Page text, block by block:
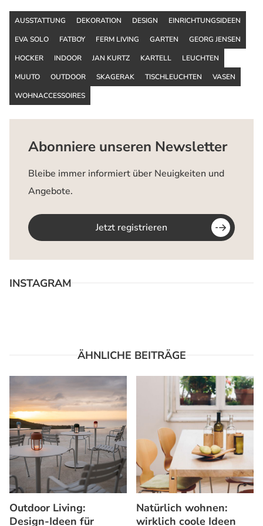
AUSSTATTUNG DEKORATION DESIGN
EINRICHTUNGSIDEEN
EVA SOLO
FATBOY FERM LIVING GARTEN
GEORG JENSEN
HOCKER
INDOOR JAN KURTZ KARTELL
LEUCHTEN
MUUTO
OUTDOOR SKAGERAK TISCHLEUCHTEN
VASEN
WOHNACCESSOIRES
Abonniere unseren Newsletter
Bleibe immer informiert über Neuigkeiten und
Angebote.
Jetzt registrieren
INSTAGRAM
ÄHNLICHE BEITRÄGE
Outdoor Living:
Design-Ideen für
Natürlich wohnen:
wirklich coole Ideen